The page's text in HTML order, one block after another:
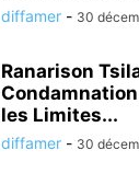
diffamer - 30
Ranarison
Condamnation
les Limites...
diffamer - 30